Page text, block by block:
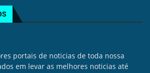
portais de noticias de toda nossa
em levar as melhores noticias até